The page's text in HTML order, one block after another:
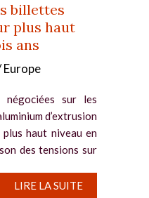
billettes
plus haut
ans
Europe
négociées sur les
d’extrusion
haut niveau en
des tensions sur
LIRE LA SUITE